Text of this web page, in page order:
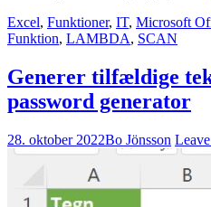
Excel, Funktioner, IT, Microsoft
Funktion, LAMBDA, SCAN
Generer tilfældige
password generator
28. oktober 2022Bo Jönsson